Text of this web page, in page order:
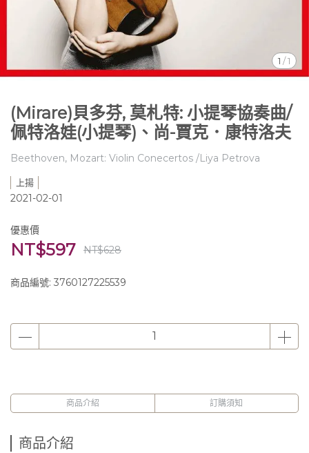
1 /1
(Mirare)貝多芬, 莫札特: 小提琴協奏曲/
佩特洛娃(小提琴)、尚-賈克．康特洛夫
Beethoven, Mozart: Violin Conecertos /Liya Petrova
上揚
2021-02-01
優惠價
NT$597 NT$628
商品編號: 3760127225539
商品介紹 訂購須知
商品介紹